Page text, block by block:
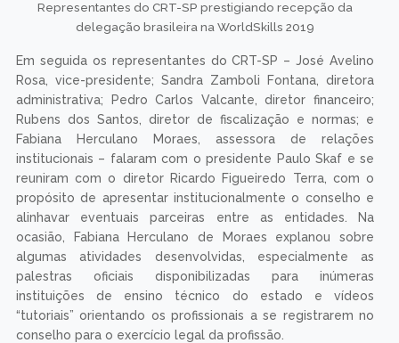
Representantes do CRT-SP prestigiando recepção da
delegação brasileira na WorldSkills 2019
Em seguida os representantes do CRT-SP – José Avelino
Rosa, vice-presidente; Sandra Zamboli Fontana, diretora
administrativa; Pedro Carlos Valcante, diretor financeiro;
Rubens dos Santos, diretor de fiscalização e normas; e
Fabiana Herculano Moraes, assessora de relações
institucionais – falaram com o presidente Paulo Skaf e se
reuniram com o diretor Ricardo Figueiredo Terra, com o
propósito de apresentar institucionalmente o conselho e
alinhavar eventuais parceiras entre as entidades. Na
ocasião, Fabiana Herculano de Moraes explanou sobre
algumas atividades desenvolvidas, especialmente as
palestras oficiais disponibilizadas para inúmeras
instituições de ensino técnico do estado e vídeos
“tutoriais” orientando os profissionais a se registrarem no
conselho para o exercício legal da profissão.